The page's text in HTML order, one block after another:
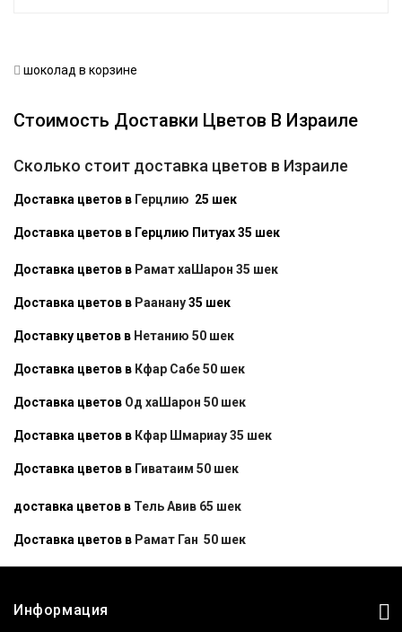
шоколад в корзине
Стоимость Доставки Цветов В Израиле
Сколько стоит доставка цветов в Израиле
Доставка цветов в Герцлию 25 шек
Доставка цветов в Герцлию Питуах 35 шек
Доставка цветов в Рамат хаШарон 35 шек
Доставка цветов в Раанану35 шек
Доставку цветов в Нетанию 50 шек
Доставка цветов в Кфар Сабе 50 шек
Доставка цветов Од хаШарон 50 шек
Доставка цветов в Кфар Шмариау 35 шек
Доставка цветов в Гиватаим 50 шек
доставка цветов в Тель Авив 65 шек
Доставка цветов в Рамат Ган 50 шек
Информация